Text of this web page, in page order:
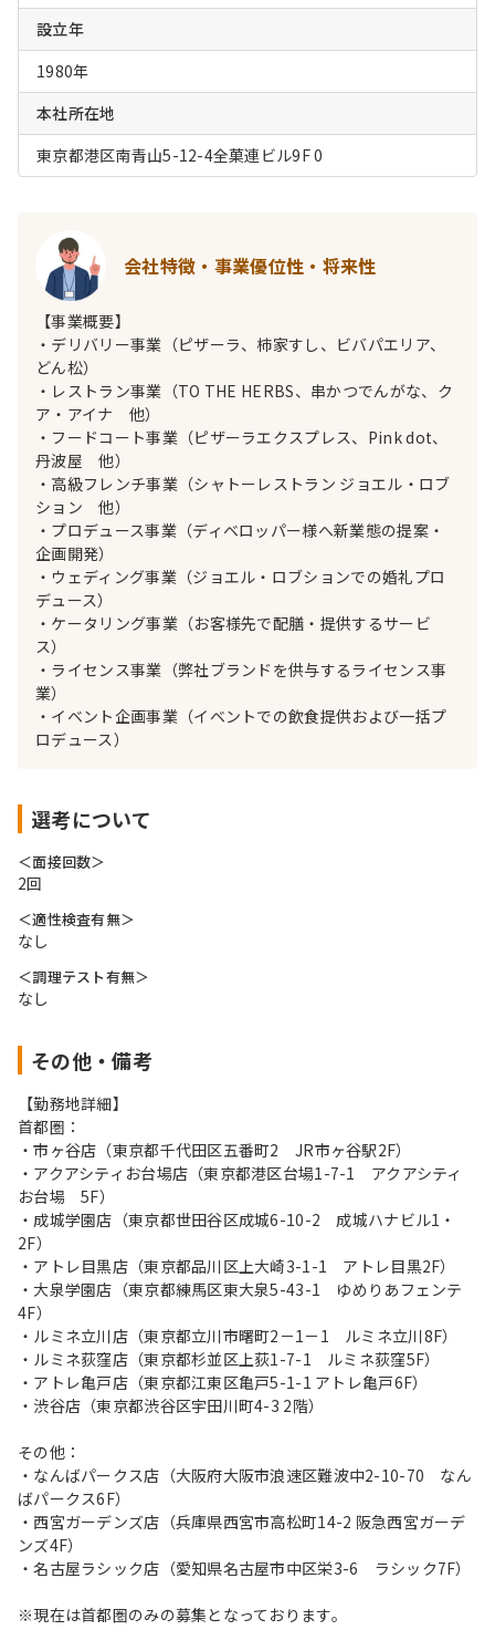
設立年
1980年
本社所在地
東京都港区南青山5-12-4全菓連ビル9F 0
会社特徴・事業優位性・将来性
【事業概要】
・デリバリー事業（ピザーラ、柿家すし、ビバパエリア、
どん松）
・レストラン事業（TO THE HERBS、串かつでんがな、ク
ア・アイナ 他）
・フードコート事業（ピザーラエクスプレス、Pink dot、
丹波屋 他）
・高級フレンチ事業（シャトーレストラン ジョエル・ロブ
ション 他）
・プロデュース事業（ディベロッパー様へ新業態の提案・
企画開発）
・ウェディング事業（ジョエル・ロブションでの婚礼プロ
デュース）
・ケータリング事業（お客様先で配膳・提供するサービ
ス）
・ライセンス事業（弊社ブランドを供与するライセンス事
業）
・イベント企画事業（イベントでの飲食提供および一括プ
ロデュース）
選考について
＜面接回数＞
2回
＜適性検査有無＞
なし
＜調理テスト有無＞
なし
その他・備考
【勤務地詳細】
首都圏：
・市ヶ谷店（東京都千代田区五番町2 JR市ヶ谷駅2F）
・アクアシティお台場店（東京都港区台場1-7-1 アクアシティ
お台場 5F）
・成城学園店（東京都世田谷区成城6-10-2 成城ハナビル1・
2F）
・アトレ目黒店（東京都品川区上大崎3-1-1 アトレ目黒2F）
・大泉学園店（東京都練馬区東大泉5-43-1 ゆめりあフェンテ
4F）
・ルミネ立川店（東京都立川市曙町2－1－1 ルミネ立川8F）
・ルミネ荻窪店（東京都杉並区上荻1-7-1 ルミネ荻窪5F）
・アトレ亀戸店（東京都江東区亀戸5-1-1 アトレ亀戸6F）
・渋谷店（東京都渋谷区宇田川町4-3 2階）
その他：
・なんばパークス店（大阪府大阪市浪速区難波中2-10-70 なん
ばパークス6F）
・西宮ガーデンズ店（兵庫県西宮市高松町14-2 阪急西宮ガーデ
ンズ4F）
・名古屋ラシック店（愛知県名古屋市中区栄3-6 ラシック7F）
※現在は首都圏のみの募集となっております。